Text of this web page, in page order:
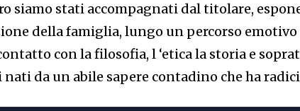
siamo stati accompagnati dal titolare,
della famiglia, lungo un percorso
con la filosofia, l ‘etica la storia e
da un abile sapere contadino che ha